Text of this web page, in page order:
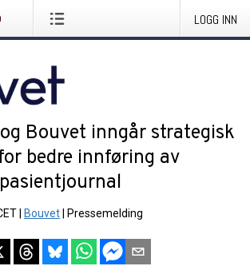
LOGG INN
Bouvet inngår strategisk
bedre innføring av
Bouvet Pressemelding